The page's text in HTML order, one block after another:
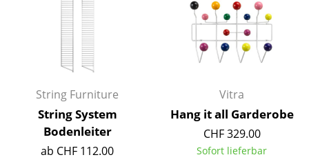
Kinderzimmer
Arbeitszimmer
Badezimmer
Stauraum
Balkon & Garten
String Furniture
String System
Bodenleiter
ab CHF 112.00
Vitra
Hang it all Garderobe
CHF 329.00
Sofort lieferbar